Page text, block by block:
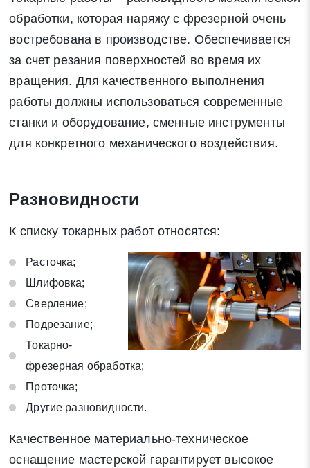
обработки, которая наряжу с фрезерной очень
востребована в производстве. Обеспечивается
за счет резания поверхностей во время их
вращения. Для качественного выполнения
работы должны использоваться современные
станки и оборудование, сменные инструменты
для конкретного механического воздействия.
Разновидности
К списку токарных работ относятся:
Расточка;
Шлифовка;
Сверление;
Подрезание;
Токарно-
фрезерная обработка;
Проточка;
Другие разновидности.
Качественное материально-техническое
оснащение мастерской гарантирует высокое